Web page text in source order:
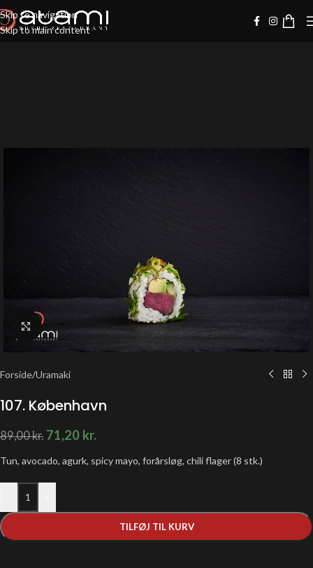
Skip to navigation
Skip to main content
Klik for at forstørre
Forside/Uramaki
107. København
89,00kr. 71,20 kr.
Tun, avocado, agurk, spicy mayo, forårsløg, chili flager (8 stk.)
TILFØJ TIL KURV